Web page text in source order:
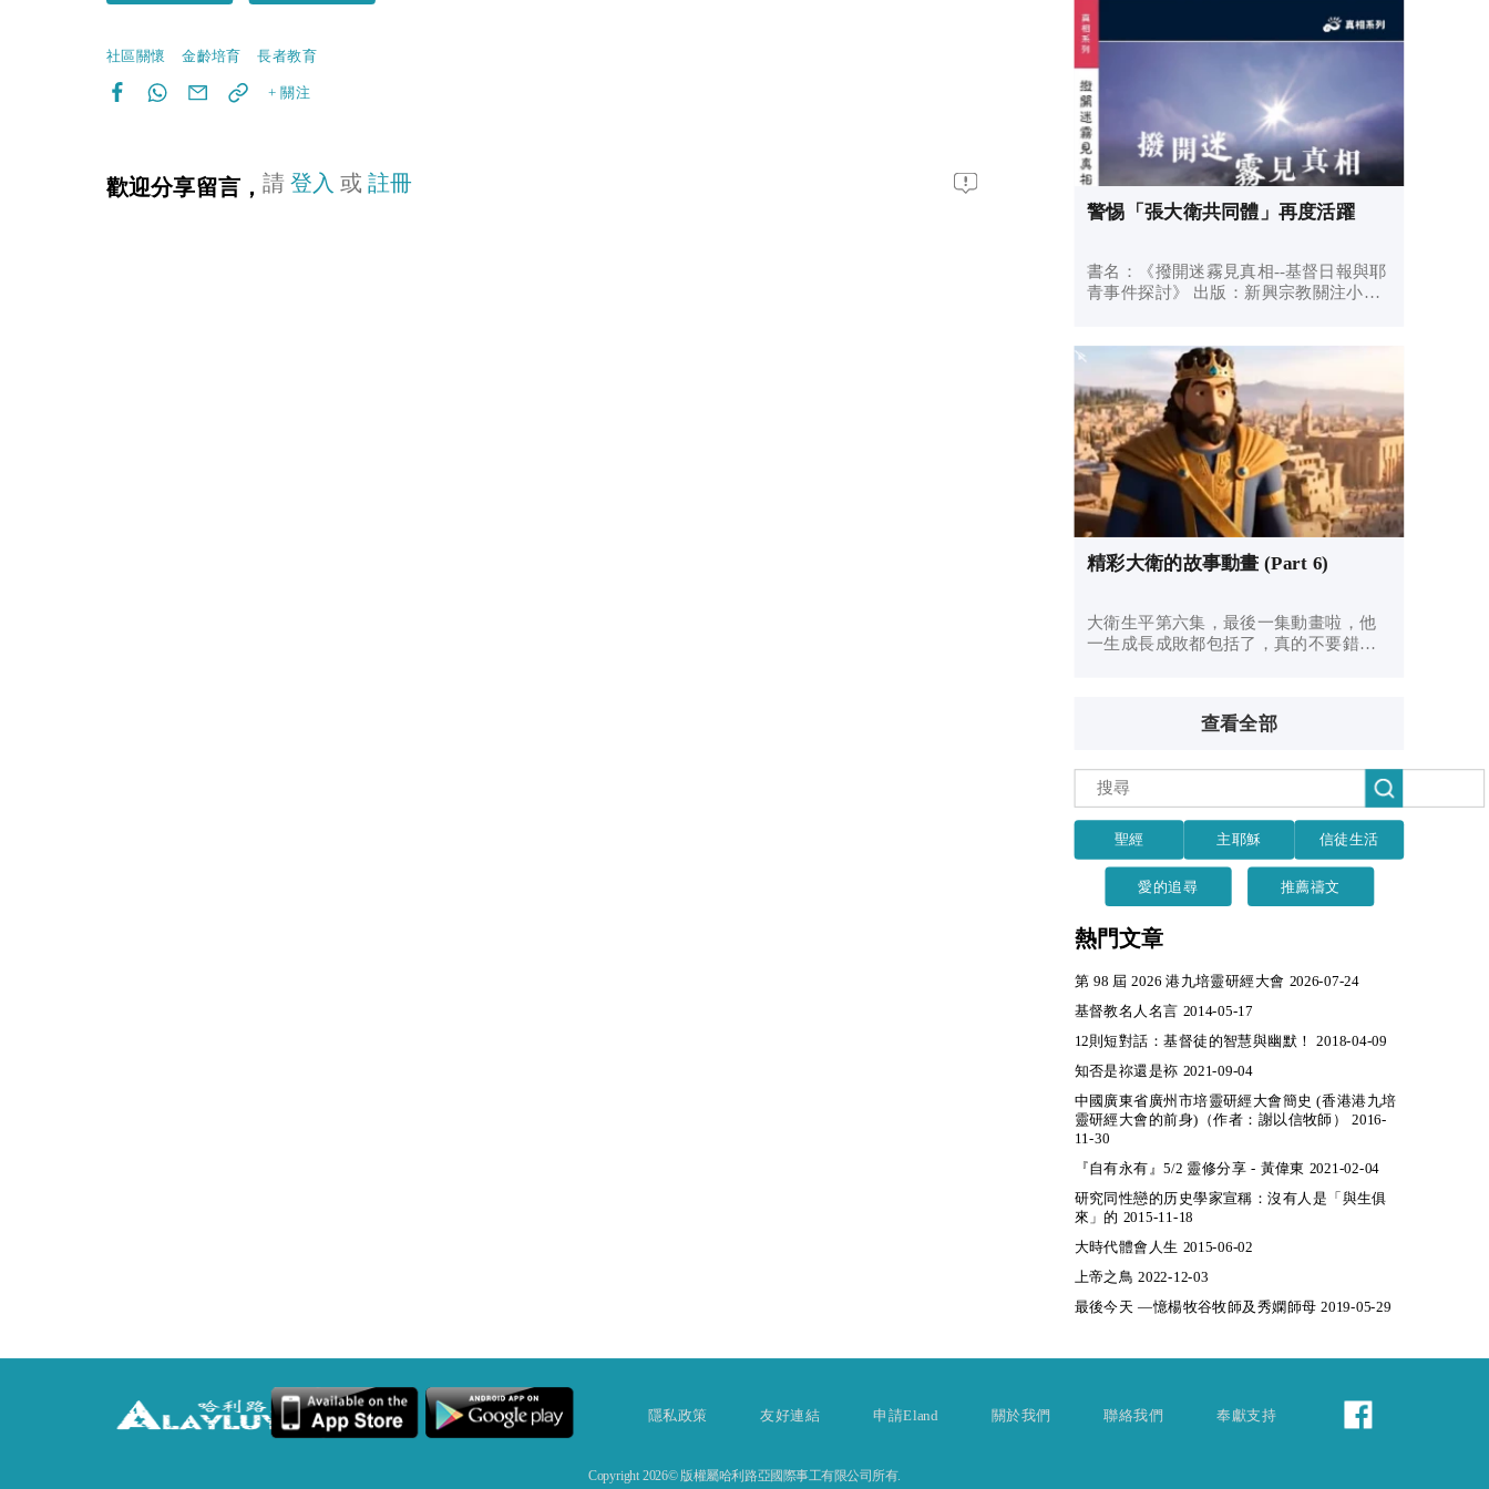
社區關懷 金齡培育 長者教育
+ 關注
歡迎分享留言，請登入或註冊
警惕「張大衛共同體」再度活躍
書名：《撥開迷霧見真相--基督日報與耶
青事件探討》⁠ ⁠出版：新興宗教關注小組⁠
精彩大衛的故事動畫 (Part 6)
大衛生平第六集，最後一集動畫啦，他
一生成長成敗都包括了，真的不要錯過
查看全部
聖經 主耶穌 信徒生活
愛的追尋 推薦禱文
熱門文章
第 98 屆 2026 港九培靈研經大會 2026-07-24
基督教名人名言 2014-05-17
12則短對話：基督徒的智慧與幽默！ 2018-04-09
知否是祢還是袮 2021-09-04
中國廣東省廣州市培靈研經大會簡史 (香港港九培
靈研經大會的前身)（作者：謝以信牧師） 2016-
11-30
『自有永有』5/2 靈修分享 - 黃偉東 2021-02-04
研究同性戀的历史學家宣稱：沒有人是「與生俱
來」的 2015-11-18
大時代體會人生 2015-06-02
上帝之鳥 2022-12-03
最後今天 —憶楊牧谷牧師及秀嫻師母 2019-05-29
隱私政策 友好連結 申請Eland 關於我們 聯絡我們 奉獻支持
Copyright 2026© 版權屬哈利路亞國際事工有限公司所有.